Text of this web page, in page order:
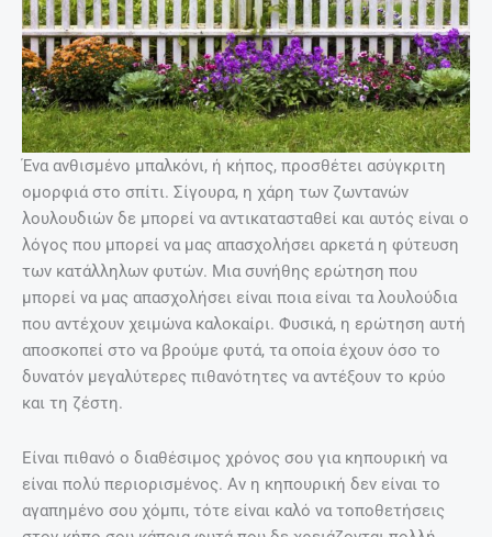
Ένα ανθισμένο μπαλκόνι, ή κήπος, προσθέτει ασύγκριτη
ομορφιά στο σπίτι. Σίγουρα, η χάρη των ζωντανών
λουλουδιών δε μπορεί να αντικατασταθεί και αυτός είναι ο
λόγος που μπορεί να μας απασχολήσει αρκετά η φύτευση
των κατάλληλων φυτών. Μια συνήθης ερώτηση που
μπορεί να μας απασχολήσει είναι ποια είναι τα λουλούδια
που αντέχουν χειμώνα καλοκαίρι. Φυσικά, η ερώτηση αυτή
αποσκοπεί στο να βρούμε φυτά, τα οποία έχουν όσο το
δυνατόν μεγαλύτερες πιθανότητες να αντέξουν το κρύο
και τη ζέστη.
Είναι πιθανό ο διαθέσιμος χρόνος σου για κηπουρική να
είναι πολύ περιορισμένος. Αν η κηπουρική δεν είναι το
αγαπημένο σου χόμπι, τότε είναι καλό να τοποθετήσεις